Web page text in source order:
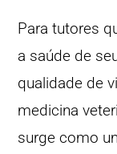
Para tutores
a saúde de
qualidade de
medicina
surge como